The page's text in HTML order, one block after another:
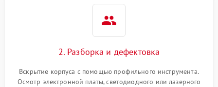
1000 ₽
Поломка системы защиты
1000 ₽ Подробнее →
2. Разборка и дефектовка
Вскрытие корпуса с помощью профильного инструмента.
Осмотр электронной платы, светодиодного или лазерного